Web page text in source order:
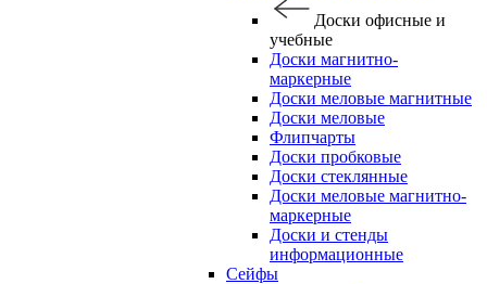
Доски офисные и
учебные
Доски магнитно-
маркерные
Доски меловые магнитные
Доски меловые
Флипчарты
Доски пробковые
Доски стеклянные
Доски меловые магнитно-
маркерные
Доски и стенды
информационные
Сейфы